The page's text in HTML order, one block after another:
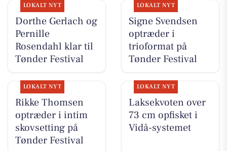
LOKALT NYT
Dorthe Gerlach og
Pernille
Rosendahl klar til
Tønder Festival
LOKALT NYT
Signe Svendsen
optræder i
trioformat på
Tønder Festival
LOKALT NYT
Rikke Thomsen
optræder i intim
skovsetting på
Tønder Festival
LOKALT NYT
Laksekvoten over
73 cm opfisket i
Vidå-systemet